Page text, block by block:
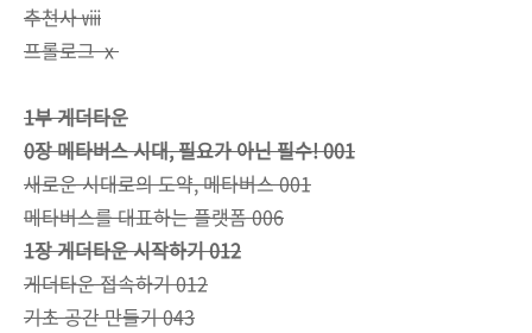
추천사 ⅷ
프롤로그 ⅹ
1부 게더타운
0장 메타버스 시대, 필요가 아닌 필수! 001
새로운 시대로의 도약, 메타버스 001
메타버스를 대표하는 플랫폼 006
1장 게더타운 시작하기 012
게더타운 접속하기 012
기초 공간 만들기 043